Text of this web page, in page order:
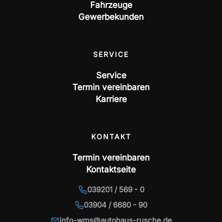
Fahrzeuge
Gewerbekunden
SERVICE
Service
Termin vereinbaren
Karriere
KONTAKT
Termin vereinbaren
Kontaktseite
039201 / 569 - 0
03904 / 6680 - 90